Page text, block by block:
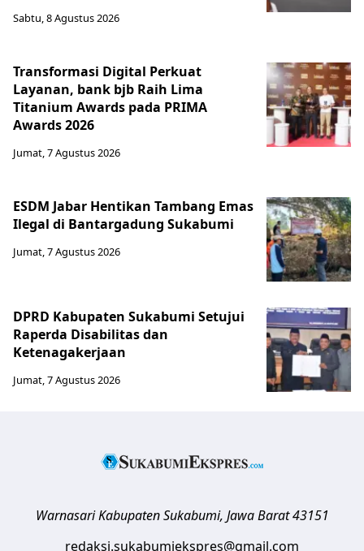
Sabtu, 8 Agustus 2026
Transformasi Digital Perkuat
Layanan, bank bjb Raih Lima
Titanium Awards pada PRIMA
Awards 2026
Jumat, 7 Agustus 2026
ESDM Jabar Hentikan Tambang Emas
Ilegal di Bantargadung Sukabumi
Jumat, 7 Agustus 2026
DPRD Kabupaten Sukabumi Setujui
Raperda Disabilitas dan
Ketenagakerjaan
Jumat, 7 Agustus 2026
Warnasari Kabupaten Sukabumi, Jawa Barat 43151
redaksi.sukabumiekspres@gmail.com